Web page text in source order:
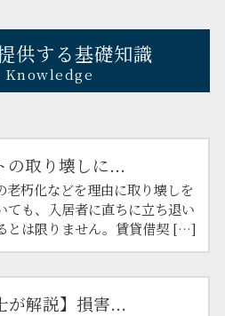
供する基礎知識
Knowledge
の取り壊しに...
老朽化などを理由に取り壊しを
ても、入居者に直ちに立ち退い
とは限りません。賃貸借契 […]
が解説】損害...